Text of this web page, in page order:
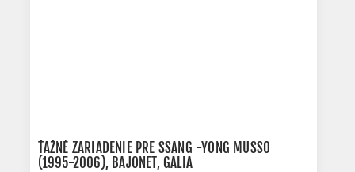
ŤAŽNÉ ZARIADENIE PRE SSANG -YONG MUSSO
(1995-2006), BAJONET, GALIA